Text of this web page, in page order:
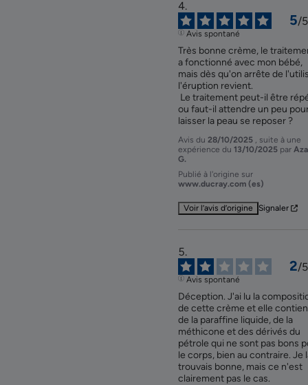
5/5
Avis spontané
Très bonne crème, le
a fonctionné avec mon bébé,
mais dès qu'on arrête de
l'éruption revient.
ou faut-il attendre un peu
laisser la peau se reposer ?
Avis du 28/10/2025
, suite à une
expérience du 13/10/2025 par
G.
Publié à l'origine sur
www.ducray.com (es)
Voir l’avis d’origine Signaler
2/5
Avis spontané
Déception. J'ai lu la
de cette crème et elle
de la paraffine liquide, de la
méthicone et des dérivés du
pétrole qui ne sont pas bons
le corps, bien au contraire. Je
trouvais bonne, mais ce n'est
clairement pas le cas.